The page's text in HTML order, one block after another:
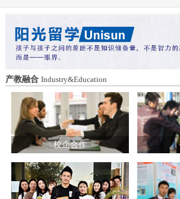
动会为契机，涵养健
志，将赛场上的拼搏
为学习工作的强大动
不怠，共同书写华澳
新篇章。 本届开幕式以“逐梦 健康 奋进
感恩”为脉络，献上四场
同行，雅韵律动 优雅
舞步轻盈、配合默契
放自信从容的青春风采。 感恩于
结奋进 歌舞表演温暖
传递同心同行的信念，
赴赛场追梦之旅。 学院党委书记刘国垠
宣布山西华澳商贸职
径运动会正式开始！
源共享机制，共同开
造特色育人载体。三
过挂职帮带、专题培
式，培育政治强、业
和思政工作队伍。四
结对共建融入专业建
培养、社会服务全过程
校际合作，既赋能民
助力公办高校拓展育人维度
证下，三方校领导签署
治工作结对共建协议书》。 此
仅为党建和思想政治工
制度化的交流平台，
域、更深层次的合作
关责任部门将主动对
共建内容落地见效，
产教融合 Industry&Education
校企合作